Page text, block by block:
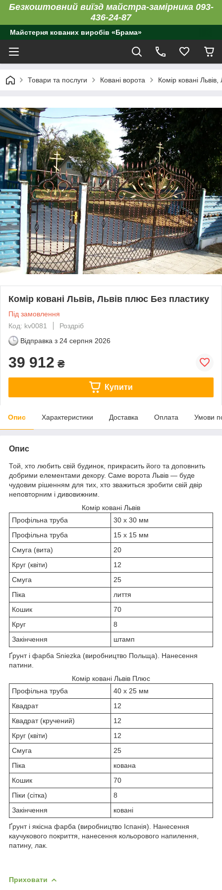
Безкоштовний виїзд майстра-замірника 093-
436-24-87
Майстерня кованих виробів «Брама»
Товари та послуги Ковані ворота Комір ковані
Комір ковані Львів, Львів плюс Без пластику
Під замовлення
Код: kv0081
Роздріб
Відправка з 24 серпня 2026
39 912 ₴
Купити
Опис Характеристики Доставка Оплата Умови
Опис
Той, хто любить свій будинок, прикрасить його та доповнить
добрими елементами декору. Саме ворота Львів — буде
чудовим рішенням для тих, хто зважиться зробити свій двір
неповторним і дивовижним.
Комір ковані Львів
Профільна труба
30 х 30 мм
Профільна труба
15 х 15 мм
Смуга (вита)
20
Круг (квіти)
12
Смуга
25
Піка
лиття
Кошик
70
Круг
8
Закінчення
штамп
Ґрунт і фарба Sniezka (виробництво Польща). Нанесення
патини.
Комір ковані Львів Плюс
Профільна труба
40 х 25 мм
Квадрат
12
Квадрат (кручений)
12
Круг (квіти)
12
Смуга
25
Піка
кована
Кошик
70
Піки (сітка)
8
Закінчення
ковані
Ґрунт і якісна фарба (виробництво Іспанія). Нанесення
каучукового покриття, нанесення кольорового напилення,
патину, лак.
Приховати